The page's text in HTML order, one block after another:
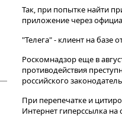
Так, при попытке найти
приложение через
"Телега" - клиент на базе
Роскомнадзор еще в
противодействия
российского
При перепечатке и
Интернет гиперссылка на